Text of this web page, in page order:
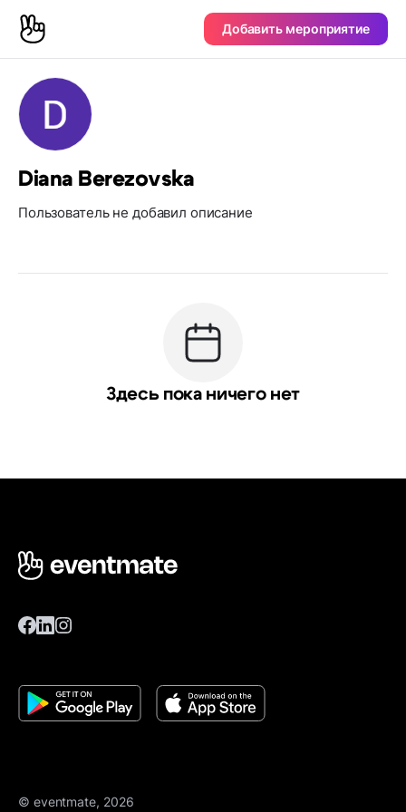
Добавить мероприятие
Diana Berezovska
Пользователь не добавил описание
Здесь пока ничего нет
© eventmate, 2026